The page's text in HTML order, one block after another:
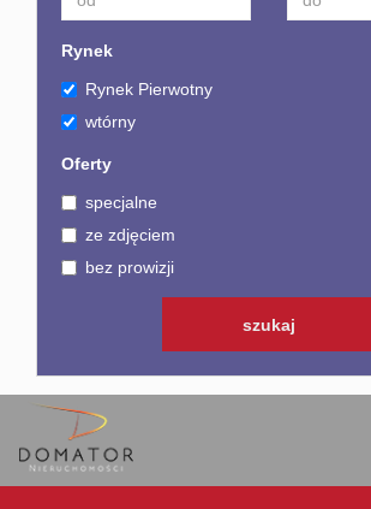
Rynek
Rynek Pierwotny
wtórny
Oferty
specjalne
ze zdjęciem
bez prowizji